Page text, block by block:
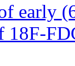
early
18F-